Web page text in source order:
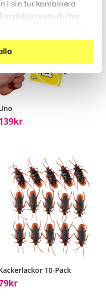
i sin tur kombinera
som du har
Kr
10-Pack
Kr